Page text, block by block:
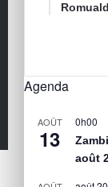
Agenda
AOÛT
13
0h00
août